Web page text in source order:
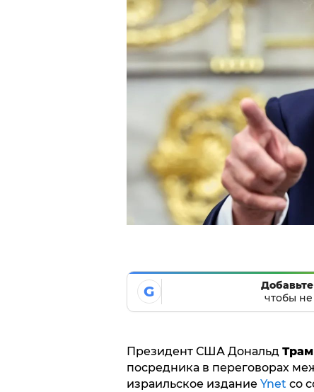
G
чтобы не
Президент США Дональд
посредника в переговорах
израильское издание Ynet со